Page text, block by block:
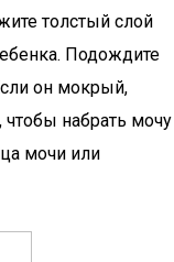
толстый слой
Подождите
он мокрый,
набрать мочу
мочи или